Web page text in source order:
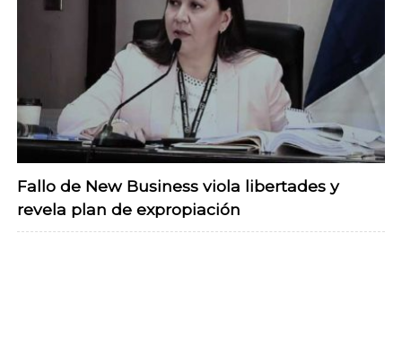
Fallo de New Business viola libertades y
revela plan de expropiación